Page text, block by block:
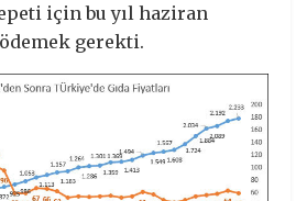
için bu yıl haziran
gerekti.